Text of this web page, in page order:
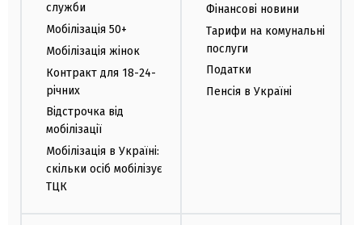
служби
Мобілізація 50+
Мобілізація жінок
Контракт для 18-24-
річних
Відстрочка від
мобілізації
Мобілізація в Україні:
скільки осіб мобілізує
ТЦК
Фінансові новини
Тарифи на комунальні
послуги
Податки
Пенсія в Україні